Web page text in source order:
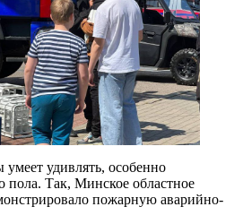
удивлять, особенно
пола. Так, Минское областное
пожарную аварийно-